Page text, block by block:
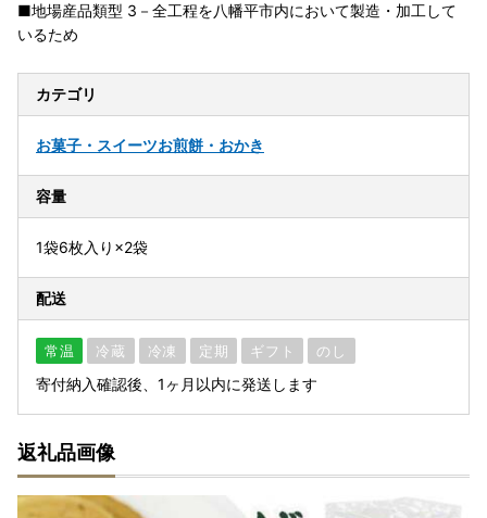
■地場産品類型 3－全工程を八幡平市内において製造・加工して
いるため
カテゴリ
お菓子・スイーツお煎餅・おかき
容量
1袋6枚入り×2袋
配送
常温 冷蔵 冷凍 定期 ギフト のし
寄付納入確認後、1ヶ月以内に発送します
返礼品画像